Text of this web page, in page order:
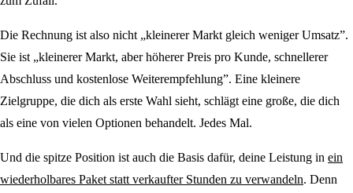
Die Rechnung ist also nicht „kleinerer Markt gleich weniger Umsatz”.
Sie ist „kleinerer Markt, aber höherer Preis pro Kunde, schnellerer
Abschluss und kostenlose Weiterempfehlung”. Eine kleinere
Zielgruppe, die dich als erste Wahl sieht, schlägt eine große, die dich
als eine von vielen Optionen behandelt. Jedes Mal.
Und die spitze Position ist auch die Basis dafür, deine Leistung in ein
wiederholbares Paket statt verkaufter Stunden zu verwandeln. Denn